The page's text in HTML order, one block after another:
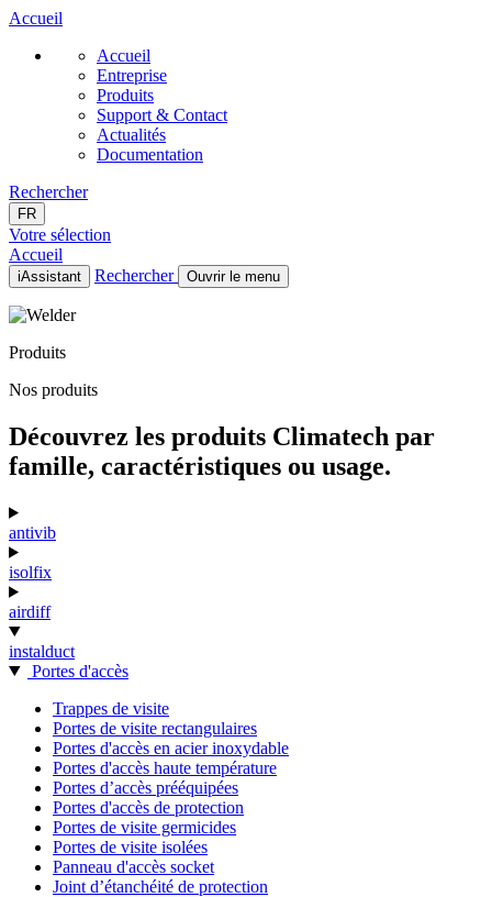
Accueil
Accueil
Entreprise
Produits
Support & Contact
Actualités
Documentation
Rechercher
FR
Votre sélection
Accueil
iAssistant Rechercher Ouvrir le menu
Accueil
Produits
Actualités
FR
Produits
Nos produits
Découvrez les produits Climatech par
famille, caractéristiques ou usage.
antivib
isolfix
airdiff
instalduct
Portes d'accès
Trappes de visite
Portes de visite rectangulaires
Portes d'accès en acier inoxydable
Portes d'accès haute température
Portes d’accès prééquipées
Portes d'accès de protection
Portes de visite germicides
Portes de visite isolées
Panneau d'accès socket
Joint d’étanchéité de protection